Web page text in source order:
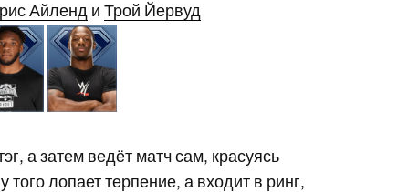
Айленд и Трой Йервуд
а затем ведёт матч сам, красуясь
лопает терпение, а входит в ринг,